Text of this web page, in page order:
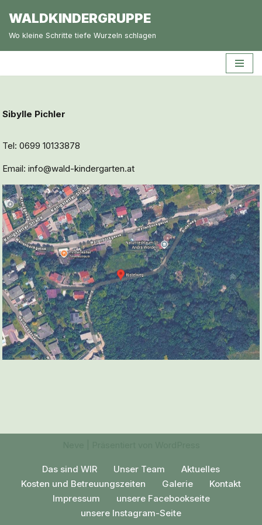
Zum
WALDKINDERGRUPPE
Wo kleine Schritte tiefe Wurzeln schlagen
Sibylle Pichler
Tel: 0699 10133878
Email: info@wald-kindergarten.at
Das sind WIR Unser Team
Aktuelles
Kosten und Betreuungszeiten
Galerie
Kontakt
Impressum
unsere Facebookseite
unsere Instagram-Seite